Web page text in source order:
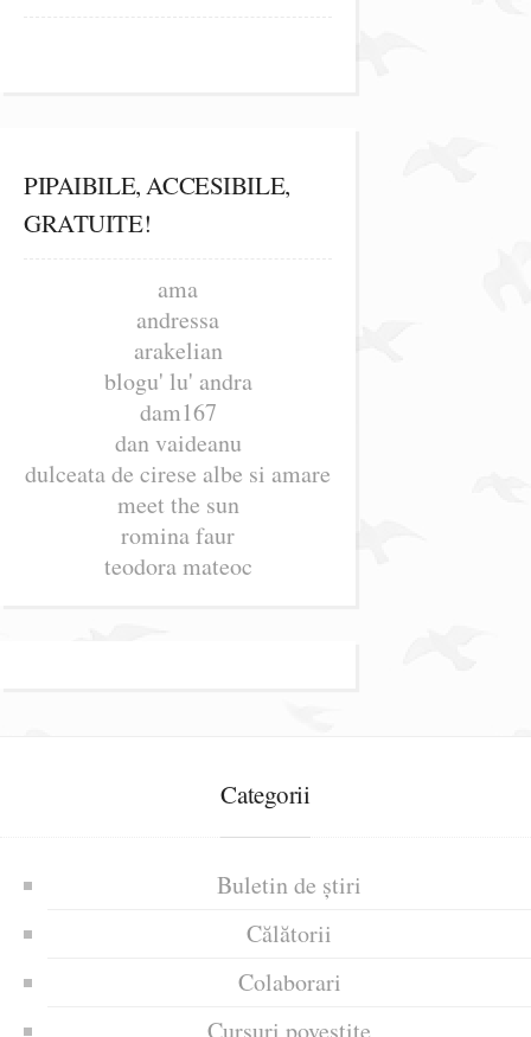
PIPAIBILE, ACCESIBILE,
GRATUITE!
ama
andressa
arakelian
blogu' lu' andra
dam167
dan vaideanu
dulceata de cirese albe si amare
meet the sun
romina faur
teodora mateoc
Categorii
Buletin de știri
Călătorii
Colaborari